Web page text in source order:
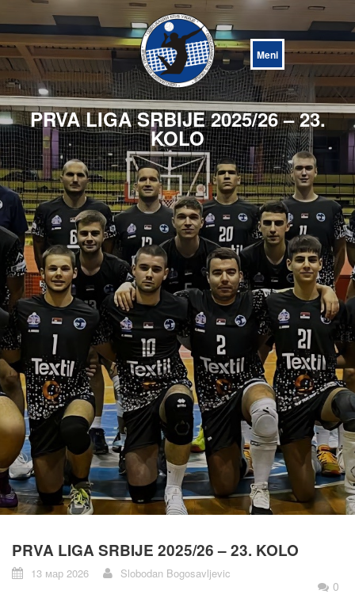
Open
Menu
PRVA LIGA SRBIJE 2025/26 – 23.
KOLO
PRVA LIGA SRBIJE 2025/26 – 23. KOLO
13 мар 2026 Slobodan Bogosavljevic
0